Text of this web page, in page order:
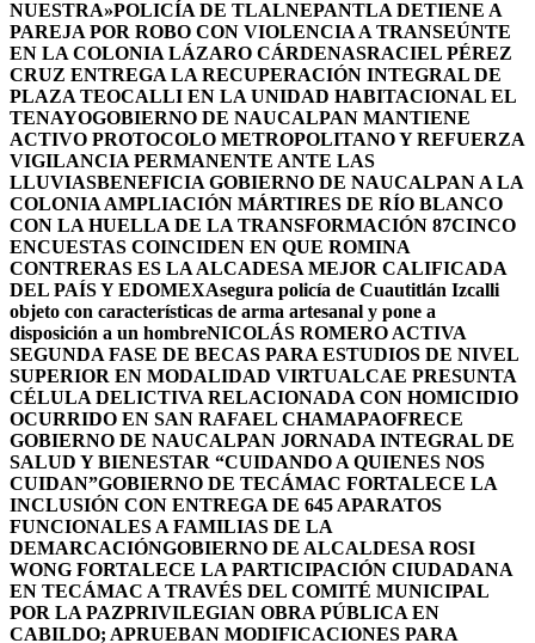
NUESTRA»POLICÍA DE TLALNEPANTLA DETIENE A
PAREJA POR ROBO CON VIOLENCIA A TRANSEÚNTE
EN LA COLONIA LÁZARO CÁRDENASRACIEL PÉREZ
CRUZ ENTREGA LA RECUPERACIÓN INTEGRAL DE
PLAZA TEOCALLI EN LA UNIDAD HABITACIONAL EL
TENAYOGOBIERNO DE NAUCALPAN MANTIENE
ACTIVO PROTOCOLO METROPOLITANO Y REFUERZA
VIGILANCIA PERMANENTE ANTE LAS
LLUVIASBENEFICIA GOBIERNO DE NAUCALPAN A LA
COLONIA AMPLIACIÓN MÁRTIRES DE RÍO BLANCO
CON LA HUELLA DE LA TRANSFORMACIÓN 87CINCO
ENCUESTAS COINCIDEN EN QUE ROMINA
CONTRERAS ES LA ALCADESA MEJOR CALIFICADA
DEL PAÍS Y EDOMEXAsegura policía de Cuautitlán Izcalli
objeto con características de arma artesanal y pone a
disposición a un hombreNICOLÁS ROMERO ACTIVA
SEGUNDA FASE DE BECAS PARA ESTUDIOS DE NIVEL
SUPERIOR EN MODALIDAD VIRTUALCAE PRESUNTA
CÉLULA DELICTIVA RELACIONADA CON HOMICIDIO
OCURRIDO EN SAN RAFAEL CHAMAPAOFRECE
GOBIERNO DE NAUCALPAN JORNADA INTEGRAL DE
SALUD Y BIENESTAR “CUIDANDO A QUIENES NOS
CUIDAN”GOBIERNO DE TECÁMAC FORTALECE LA
INCLUSIÓN CON ENTREGA DE 645 APARATOS
FUNCIONALES A FAMILIAS DE LA
DEMARCACIÓNGOBIERNO DE ALCALDESA ROSI
WONG FORTALECE LA PARTICIPACIÓN CIUDADANA
EN TECÁMAC A TRAVÉS DEL COMITÉ MUNICIPAL
POR LA PAZPRIVILEGIAN OBRA PÚBLICA EN
CABILDO; APRUEBAN MODIFICACIONES PARA